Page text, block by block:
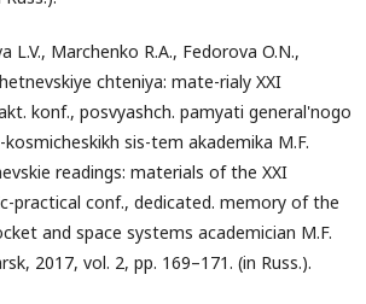
L.V., Marchenko R.A., Fedorova O.N.,
chteniya: mate-rialy XXI
konf., posvyashch. pamyati general'nogo
sis-tem akademika M.F.
readings: materials of the XXI
practical conf., dedicated. memory of the
and space systems academician M.F.
2017, vol. 2, pp. 169–171. (in Russ.).